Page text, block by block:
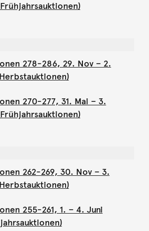
278-286, 29. Nov – 2.
270-277, 31. Mai – 3.
262-269, 30. Nov – 3.
255-261, 1. – 4. Juni